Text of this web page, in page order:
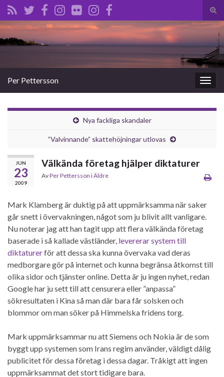
Slå
på/
Search for:
Slå
på/av
Per Pettersson
Nya fackliga skandaler
”Valvinnande” skattehöjningar utlovas
JUN
23
2009
Välkända företag hjälper diktaturer
AvPer Pettersson iÄldre
Mark Klamberg är duktig på att uppmärksamma när saker
går snett i övervakningen, något som ju blivit allt vanligare.
Nu noterar jag att han tagit upp att flera välkända företag
baserade i så kallade västländer, levererar system till
diktaturerför att dessa ska kunna övervaka vad deras
medborgare gör på internet och kunna begränsa åtkomst till
olika sidor och tjänster online. Detta är ju ingen nyhet, redan
Google har ju sett till att censurera eller ”anpassa”
sökresultaten i Kina så man där bara får solsken och
blommor om man söker på Himmelska fridens torg.
Mark uppmärksammar nu att Siemens och Nokia är de som
byggt upp systemen som Irans regim använder, väldigt dålig
publicitet för dessa företag i dessa dagar. Tråkigt att ingen
uppmärksammat det stort tidigare bara.